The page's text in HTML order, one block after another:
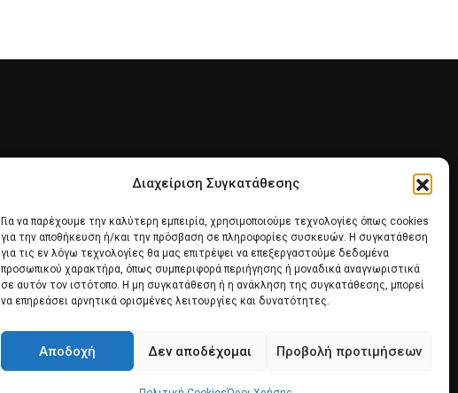
Διαχείριση Συγκατάθεσης
Για να παρέχουμε την καλύτερη εμπειρία, χρησιμοποιούμε τεχνολογίες όπως cookies
για την αποθήκευση ή/και την πρόσβαση σε πληροφορίες συσκευών. Η συγκατάθεση
για τις εν λόγω τεχνολογίες θα μας επιτρέψει να επεξεργαστούμε δεδομένα
προσωπικού χαρακτήρα, όπως συμπεριφορά περιήγησης ή μοναδικά αναγνωριστικά
σε αυτόν τον ιστότοπο. Η μη συγκατάθεση ή η ανάκληση της συγκατάθεσης, μπορεί
να επηρεάσει αρνητικά ορισμένες λειτουργίες και δυνατότητες.
Αποδοχή Δεν αποδέχομαι Προβολή προτιμήσεων
Επικοινωνία Πολιτική Cookies (ΕΕ)